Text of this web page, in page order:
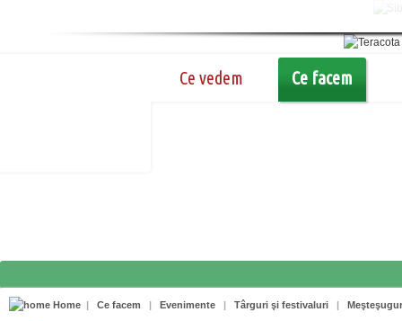
Ce vedem Ce facem
Home | Ce facem | Evenimente | Târguri şi festivaluri |